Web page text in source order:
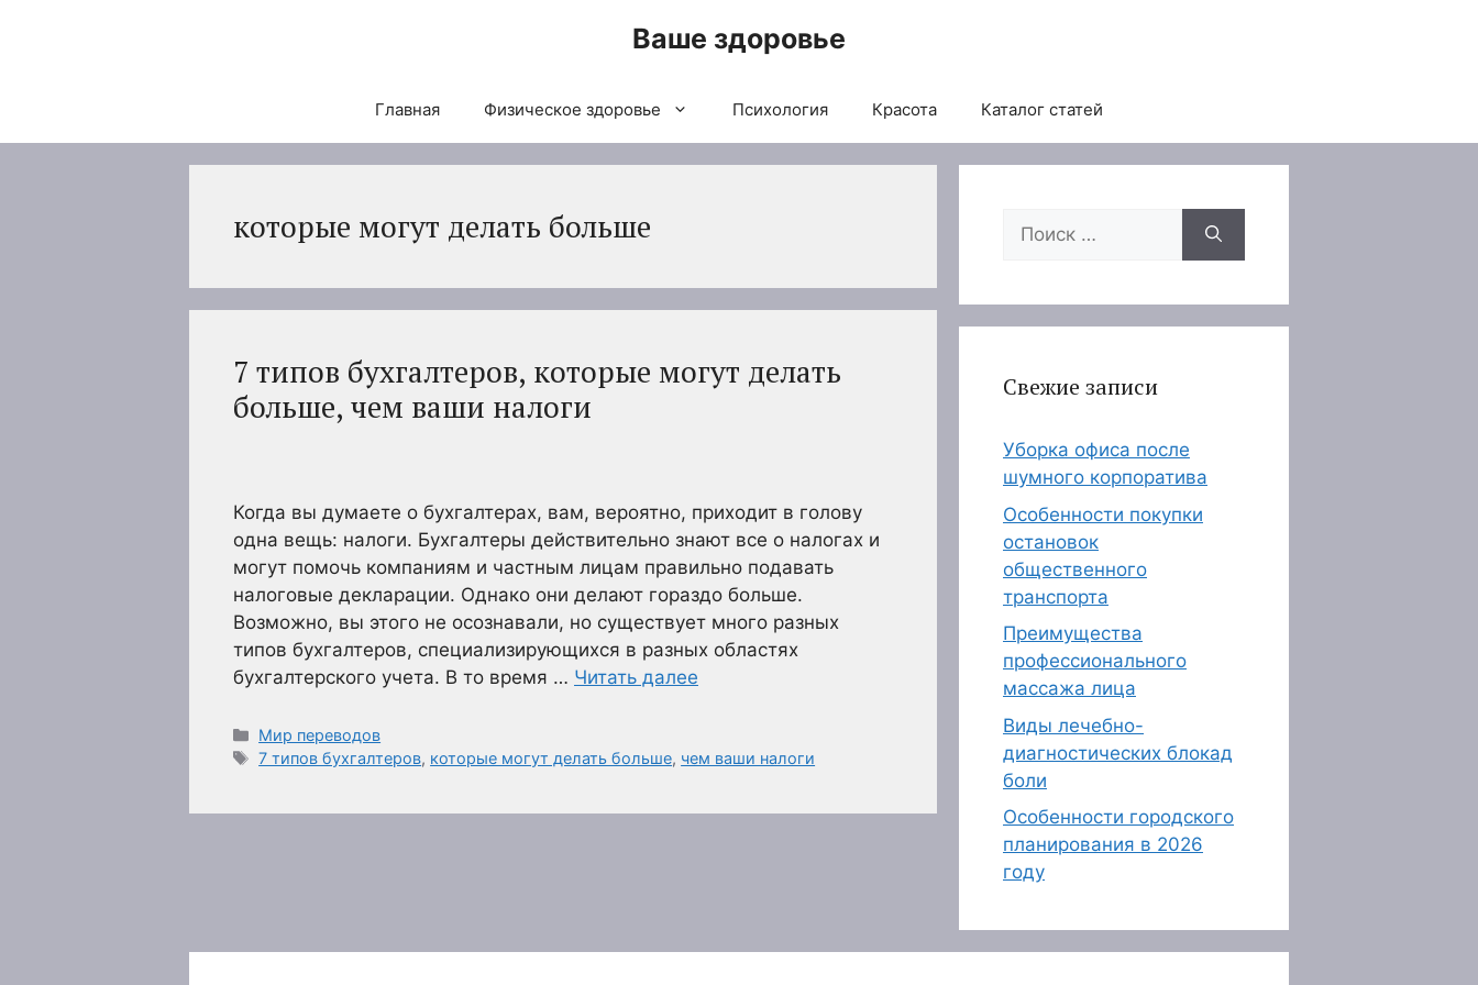
Ваше здоровье
Главная Физическое здоровье Психология Красота Каталог статей
которые могут делать больше
7 типов бухгалтеров, которые могут делать
больше, чем ваши налоги
Когда вы думаете о бухгалтерах, вам, вероятно, приходит в голову
одна вещь: налоги. Бухгалтеры действительно знают все о налогах и
могут помочь компаниям и частным лицам правильно подавать
налоговые декларации. Однако они делают гораздо больше.
Возможно, вы этого не осознавали, но существует много разных
типов бухгалтеров, специализирующихся в разных областях
бухгалтерского учета. В то время … Читать далее
Рубрики
Мир переводов
Метки
7 типов бухгалтеров, которые могут делать больше, чем ваши налоги
Поиск:
Свежие записи
Уборка офиса после
шумного корпоратива
Особенности покупки
остановок
общественного
транспорта
Преимущества
профессионального
массажа лица
Виды лечебно-
диагностических блокад
боли
Особенности городского
планирования в 2026
году